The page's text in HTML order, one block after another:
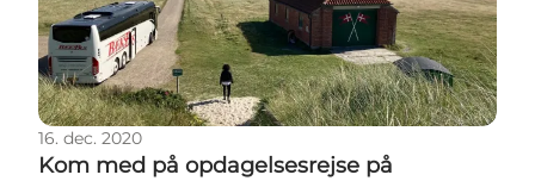
16. dec. 2020
Kom med på opdagelsesrejse på